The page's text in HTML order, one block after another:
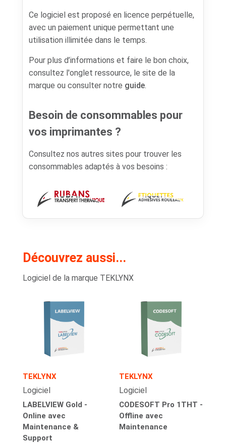
Ce logiciel est proposé en licence perpétuelle,
avec un paiement unique permettant une
utilisation illimitée dans le temps.
Pour plus d’informations et faire le bon choix,
consultez l'onglet ressource, le site de la
marque ou consulter notre guide.
Besoin de consommables pour
vos imprimantes ?
Consultez nos autres sites pour trouver les
consommables adaptés à vos besoins :
Découvrez aussi...
Logiciel de la marque TEKLYNX
TEKLYNX
Logiciel
LABELVIEW Gold -
Online avec
Maintenance &
Support
TEKLYNX
Logiciel
CODESOFT Pro 1THT -
Offline avec
Maintenance